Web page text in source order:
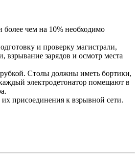
чем на 10% необходимо
и проверку магистрали,
взрывание зарядов и осмотр места
Столы должны иметь бортики,
электродетонатор помещают в
присоединения к взрывной сети.